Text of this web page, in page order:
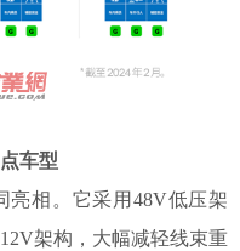
车型
亮相。它采用 48V低压架
架构，大幅减轻线束重